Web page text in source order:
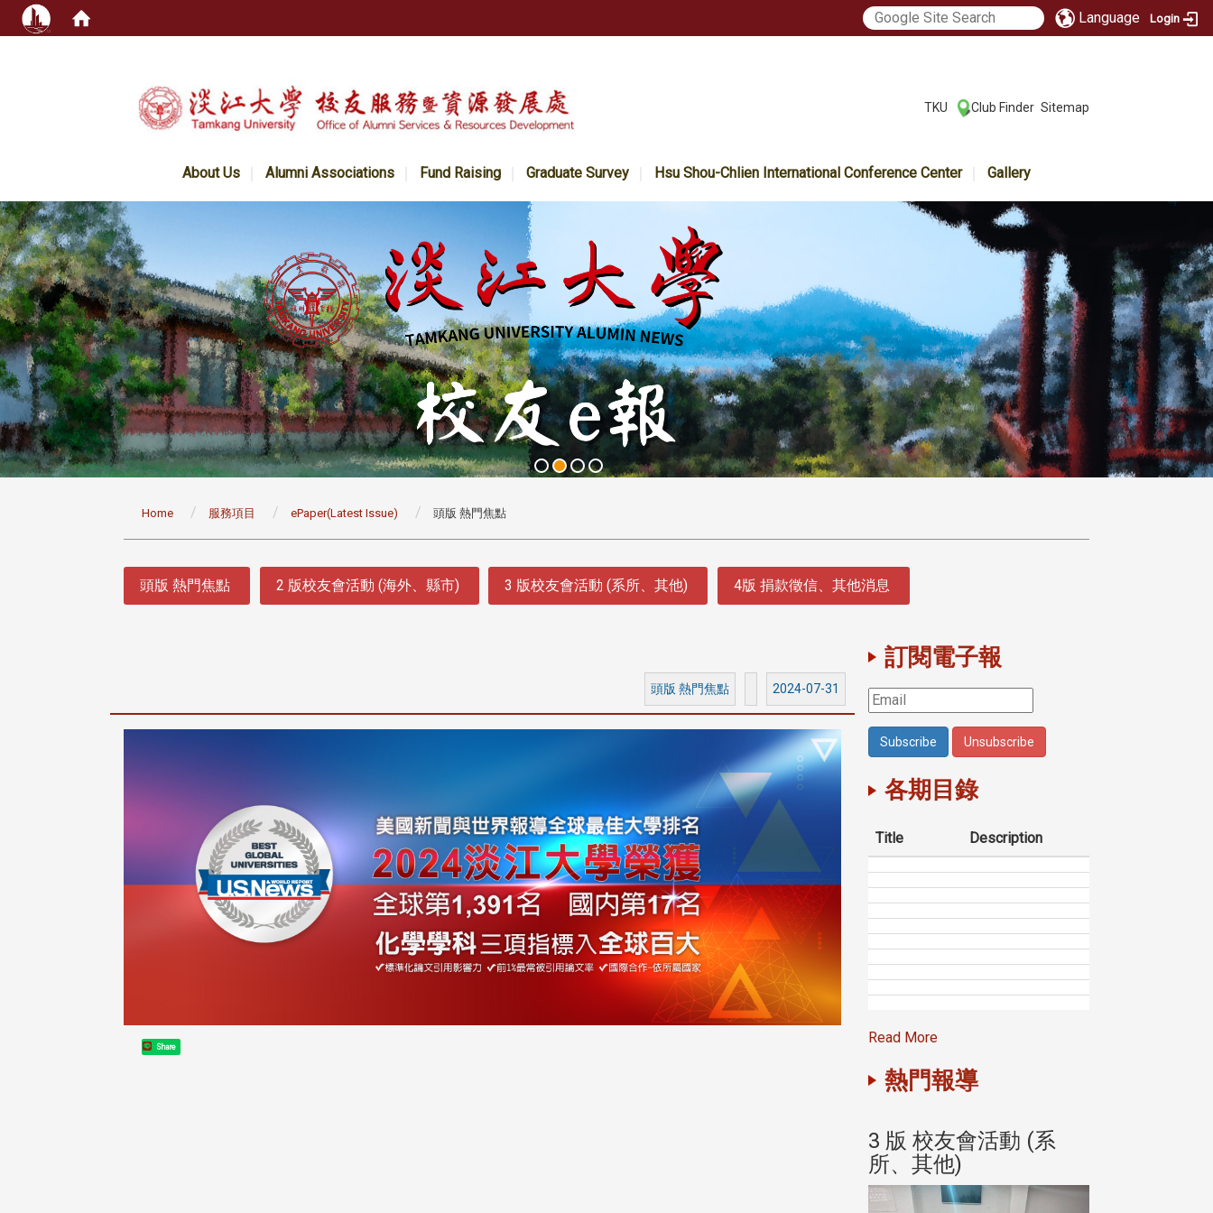
Language Login
TKU Club Finder Sitemap
About Us Alumni Associations Fund Raising Graduate Survey Hsu Shou-Chlien International Conference Center Gallery
Home 服務項目 ePaper(Latest Issue) 頭版 熱門焦點
頭版 熱門焦點 2 版校友會活動 (海外、縣市) 3 版校友會活動 (系所、其他) 4版 捐款徵信、其他消息
頭版 熱門焦點 2024-07-31
Share
訂閱電子報
各期目錄
Title Description
Read More
熱門報導
3 版 校友會活動 (系
所、其他)